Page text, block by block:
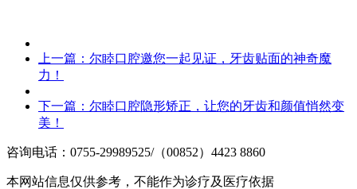
上一篇： 尔睦口腔邀您一起见证，牙齿贴面的神奇魔
力！
下一篇： 尔睦口腔隐形矫正，让您的牙齿和颜值悄然变
美！
咨询电话：0755-29989525/（00852）4423 8860
本网站信息仅供参考，不能作为诊疗及医疗依据